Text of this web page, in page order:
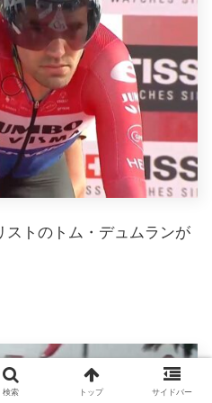
ストのトム・デュムランが
検索 トップ サイドバー